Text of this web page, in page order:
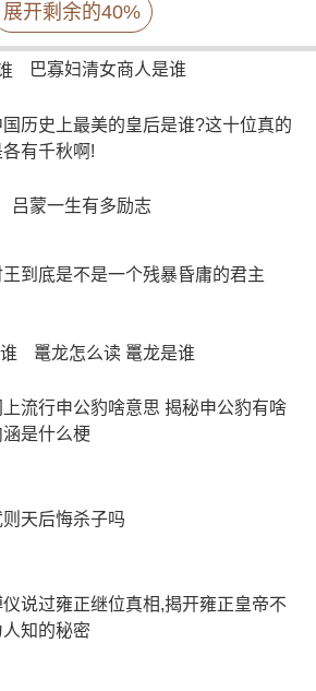
的化学病害，一般不会做什么清
很明显和锈蚀铜器有接触过，或者
陶器文物，才会去做可溶性盐类、
难溶物进行清理。其他一般情况下
了。
土文物一般都是陶俑、建筑材料这
一般也只能放在库房和展厅中用温度
么变化，这类文物就会长毛了。
有，盐结晶会膨胀，然后盐消失后
复对陶器的间隙产生压力，这样陶
松了，很容易破碎了。对于彩绘类
的情况发生。
展开剩余的40%
巴寡妇清女商人是谁
国历史上最美的皇后是谁?这十位真的
各有千秋啊!
吕蒙一生有多励志
王到底是不是一个残暴昏庸的君主
鼍龙怎么读 鼍龙是谁
上流行申公豹啥意思 揭秘申公豹有啥
涵是什么梗
则天后悔杀子吗
仪说过雍正继位真相,揭开雍正皇帝不
人知的秘密